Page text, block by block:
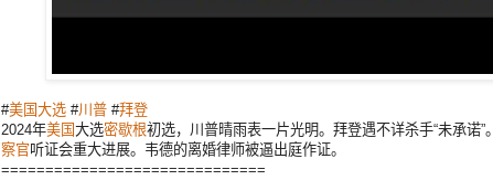
#美国大选 #川普 #拜登
2024年美国大选密歇根初选，川普晴雨表一片光明。拜登遇不详杀手“未承诺”。
察官听证会重大进展。韦德的离婚律师被逼出庭作证。
==============================